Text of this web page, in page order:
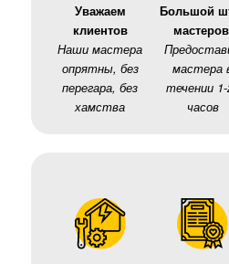
Уважаем
клиентов
Наши мастера
опрятны, без
перегара, без
хамства
Большой
мастеров
мастера
течении
часов